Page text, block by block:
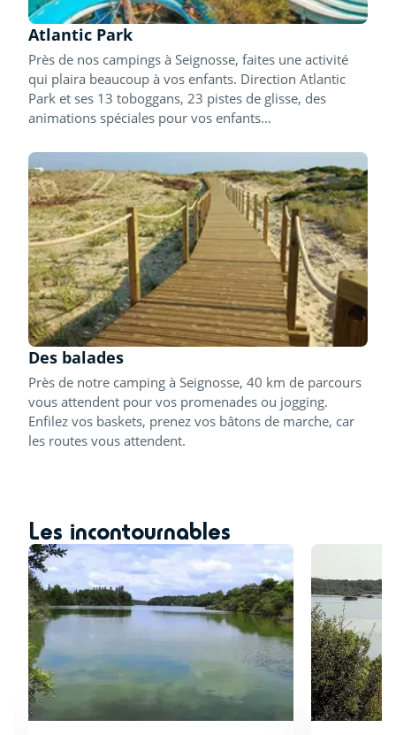
Atlantic Park
Près de nos campings à Seignosse, faites une activité
qui plaira beaucoup à vos enfants. Direction Atlantic
Park et ses 13 toboggans, 23 pistes de glisse, des
animations spéciales pour vos enfants…
Des balades
Près de notre camping à Seignosse, 40 km de parcours
vous attendent pour vos promenades ou jogging.
Enfilez vos baskets, prenez vos bâtons de marche, car
les routes vous attendent.
Les incontournables